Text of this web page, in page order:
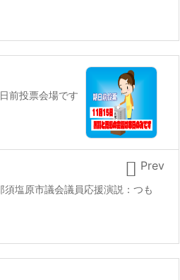
前投票会場です
須塩原市議会議員応援演説：つも
 Prev